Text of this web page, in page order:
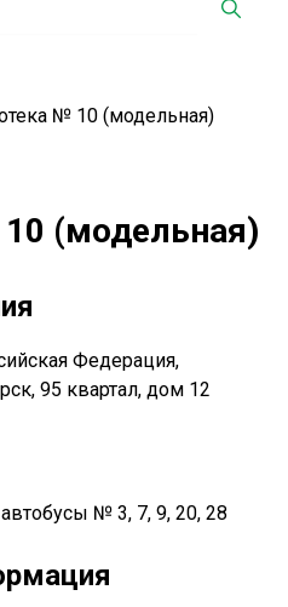
№ 10 (модельная)
(модельная)
Федерация,
95 квартал, дом 12
№ 3, 7, 9, 20, 28